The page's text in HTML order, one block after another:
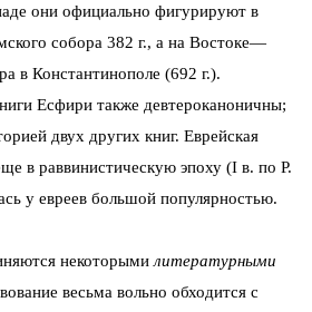
они официально фигурируют в
собора 382 г., а на Востоке—
в Константинополе (692 г.).
Есфири также девтероканоничны;
двух других книг. Еврейская
в раввинистическую эпоху (I в. по Р.
у евреев большой популярностью.
некоторыми литературными
весьма вольно обходится с